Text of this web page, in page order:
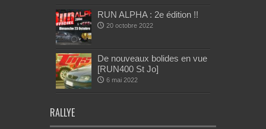
RUN ALPHA : 2e édition !!
20 octobre 2022
De nouveaux bolides en vue
[RUN400 St Jo]
6 mai 2022
RALLYE